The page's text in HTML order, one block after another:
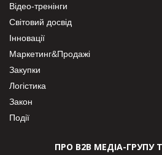
Відео-тренінги
Світовий досвід
Інновації
Маркетинг&Продажі
Закупки
Логістика
Закон
Події
ПРО В2В МЕДІА-ГРУПУ